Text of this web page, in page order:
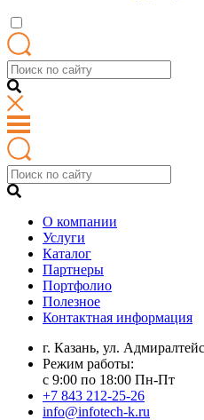
О компании
Услуги
Каталог
Партнеры
Портфолио
Полезное
Контактная информация
г. Казань, ул.
Режим работы:
с 9:00 по 18:00 Пн-Пт
+7 843 212-25-26
info@infotech-k.ru